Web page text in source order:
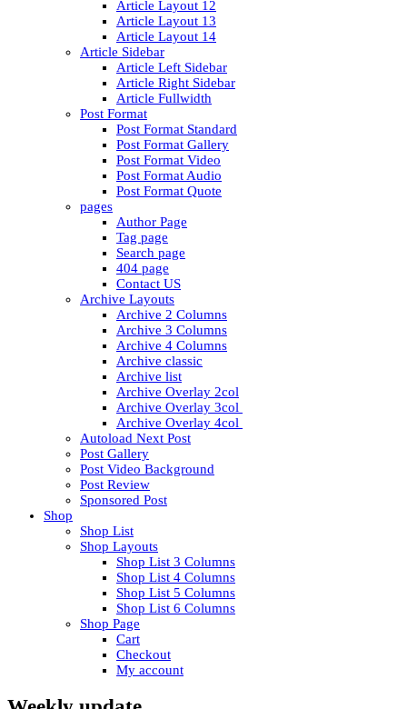
Article Layout 12
Article Layout 13
Article Layout 14
Article Sidebar
Article Left Sidebar
Article Right Sidebar
Article Fullwidth
Post Format
Post Format Standard
Post Format Gallery
Post Format Video
Post Format Audio
Post Format Quote
pages
Author Page
Tag page
Search page
404 page
Contact US
Archive Layouts
Archive 2 Columns
Archive 3 Columns
Archive 4 Columns
Archive classic
Archive list
Archive Overlay 2col
Archive Overlay 3col
Archive Overlay 4col
Autoload Next Post
Post Gallery
Post Video Background
Post Review
Sponsored Post
Shop
Shop List
Shop Layouts
Shop List 3 Columns
Shop List 4 Columns
Shop List 5 Columns
Shop List 6 Columns
Shop Page
Cart
Checkout
My account